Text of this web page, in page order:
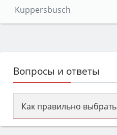
Kuppersbusch
Вопросы и ответы
Как правильно
Сначала определитесь